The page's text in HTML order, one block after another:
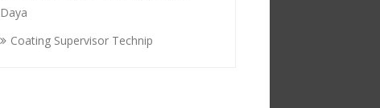
Daya
Coating Supervisor Technip